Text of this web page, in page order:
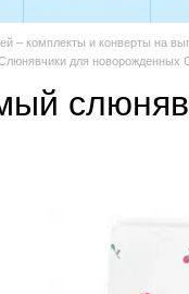
комплекты и конверты на
для новорожденных